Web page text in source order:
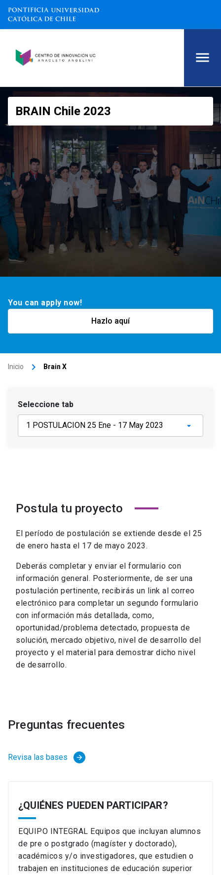
BRAIN Chile 2023
You can apply now!
Hazlo aquí
Inicio keyboard_arrow_right Brain X
Seleccione tab
Postula tu proyecto
El período de postulación se extiende desde el 25
de enero hasta el 17 de mayo 2023.
Deberás completar y enviar el formulario con
información general. Posteriormente, de ser una
postulación pertinente, recibirás un link al correo
electrónico para completar un segundo formulario
con información más detallada, como,
oportunidad/problema detectado, propuesta de
solución, mercado objetivo, nivel de desarrollo del
proyecto y el material para demostrar dicho nivel
de desarrollo.
Preguntas frecuentes
Revisa las bases arrow_forward
¿QUIÉNES PUEDEN PARTICIPAR?
EQUIPO INTEGRAL Equipos que incluyan alumnos
de pre o postgrado (magíster y doctorado),
académicos y/o investigadores, que estudien o
trabajen en instituciones de educación superior